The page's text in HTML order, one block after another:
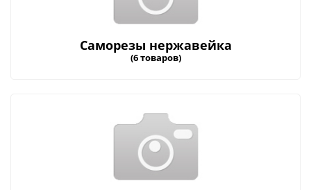
Саморезы нержавейка
(6 товаров)